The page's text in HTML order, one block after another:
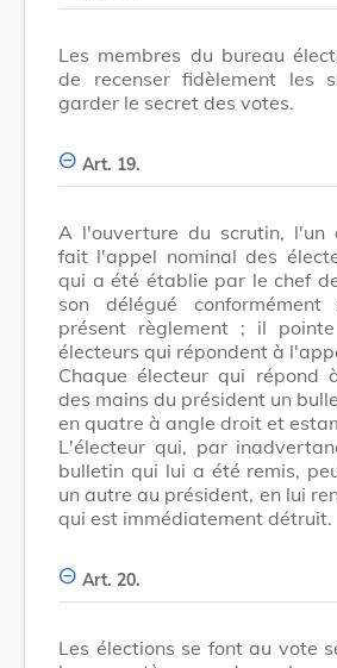
Les membres du bureau
de recenser fidèlement les
garder le secret des votes.
Art. 19.
A l'ouverture du scrutin, l'un
fait l'appel nominal des
qui a été établie par le chef
son délégué
présent règlement ; il
électeurs qui répondent à
Chaque électeur qui répond
des mains du président un
en quatre à angle droit et
L'électeur qui, par
bulletin qui lui a été remis,
un autre au président, en lui
qui est immédiatement détruit.
Art. 20.
Les élections se font au vote